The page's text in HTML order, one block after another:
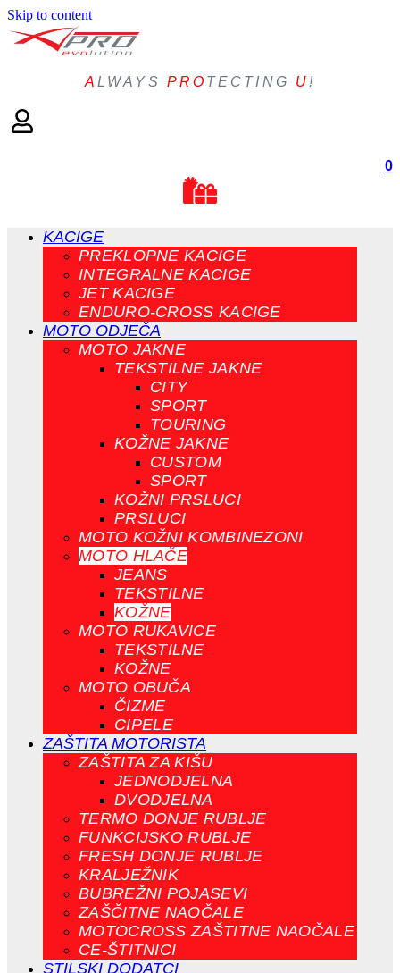
Skip to content
ALWAYS PRO TECTING U!
0
KACIGE
PREKLOPNE KACIGE
INTEGRALNE KACIGE
JET KACIGE
ENDURO-CROSS KACIGE
MOTO ODJEČA
MOTO JAKNE
TEKSTILNE JAKNE
CITY
SPORT
TOURING
KOŽNE JAKNE
CUSTOM
SPORT
KOŽNI PRSLUCI
PRSLUCI
MOTO KOŽNI KOMBINEZONI
MOTO HLAČE
JEANS
TEKSTILNE
KOŽNE
MOTO RUKAVICE
TEKSTILNE
KOŽNE
MOTO OBUČA
ČIZME
CIPELE
ZAŠTITA MOTORISTA
ZAŠTITA ZA KIŠU
JEDNODJELNA
DVODJELNA
TERMO DONJE RUBLJE
FUNKCIJSKO RUBLJE
FRESH DONJE RUBLJE
KRALJEŽNIK
BUBREŽNI POJASEVI
ZAŠČITNE NAOČALE
MOTOCROSS ZAŠTITNE NAOČALE
CE-ŠTITNICI
STILSKI DODATCI